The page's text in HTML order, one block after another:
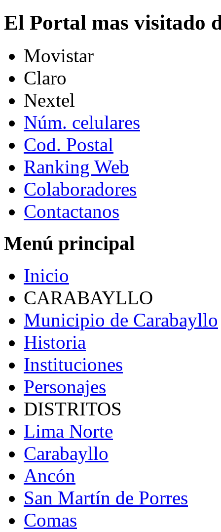
El Portal mas visitado
Movistar
Claro
Nextel
Núm. celulares
Cod. Postal
Ranking Web
Colaboradores
Contactanos
Menú principal
Inicio
CARABAYLLO
Municipio de Carabayllo
Historia
Instituciones
Personajes
DISTRITOS
Lima Norte
Carabayllo
Ancón
San Martín de Porres
Comas